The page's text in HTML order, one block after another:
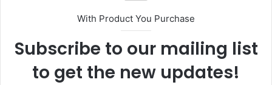
With Product You Purchase
Subscribe to our mailing list
to get the new updates!